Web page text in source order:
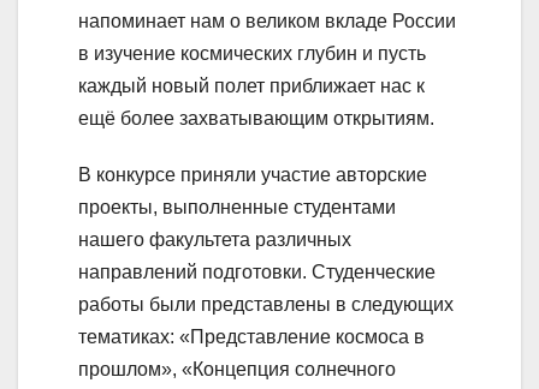
напоминает нам о великом вкладе России
в изучение космических глубин и пусть
каждый новый полет приближает нас к
ещё более захватывающим открытиям.
В конкурсе приняли участие авторские
проекты, выполненные студентами
нашего факультета различных
направлений подготовки. Студенческие
работы были представлены в следующих
тематиках: «Представление космоса в
прошлом», «Концепция солнечного